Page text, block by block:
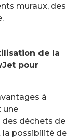
muraux, des
de la
pour
à
une
déchets de
la possibilité de